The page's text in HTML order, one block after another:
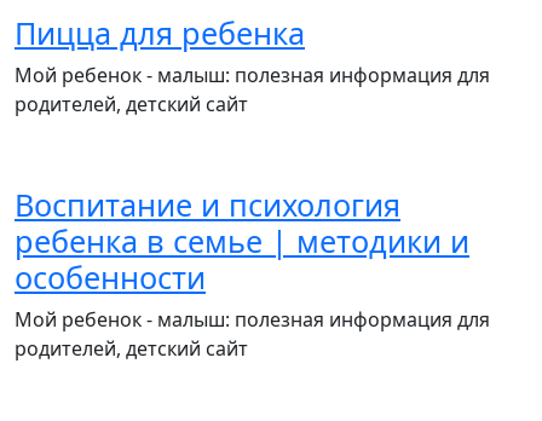
Пицца для ребенка
Мой ребенок - малыш: полезная информация для
родителей, детский сайт
Воспитание и психология
ребенка в семье | методики и
особенности
Мой ребенок - малыш: полезная информация для
родителей, детский сайт